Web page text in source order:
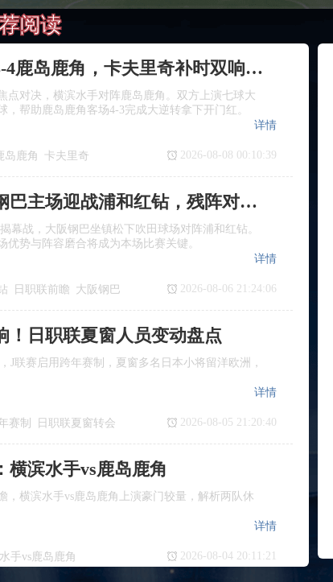
阅读
日职联：横滨水手3‑4鹿岛鹿角，卡夫里奇补时双响上演逆转绝杀
点对决，横滨水手对阵鹿岛鹿角。双方上演七球大
帮助鹿岛鹿角客场4‑3完成大逆转拿下开门红。
岛鹿角 卡夫里奇
详情
2026-08-08 00:10:39
日职联前瞻：大阪钢巴主场迎战浦和红钻，残阵对决看点十足
幕战，大阪钢巴坐镇松下吹田球场对阵浦和红钻。
优势与阵容磨合将成为本场比赛关键。
日职联前瞻 大阪钢巴
详情
2026-08-06 21:24:06
！日职联夏窗人员变动盘点
J联赛启用跨年赛制，夏窗多名日本小将留洋欧洲，
赛制
日职联夏窗转会
详情
2026-08-05 21:20:40
横滨水手vs鹿岛鹿角
，横滨水手vs鹿岛鹿角上演豪门较量，解析两队休
手vs鹿岛鹿角
详情
2026-08-04 20:11:21